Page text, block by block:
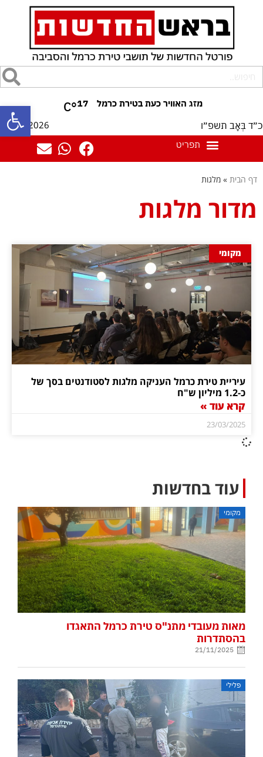
פתח 17
°C
כ״ד בְּאָב תשפ״ו 07/08/2026
דף הבית » מלגות
מדור מלגות
מקומי
עיריית טירת כרמל העניקה מלגות לסטודנטים בסך של
כ-1.2 מיליון ש"ח
קרא עוד »
23/03/2025
עוד בחדשות
מקומי
מאות מעובדי מתנ"ס טירת כרמל התאגדו
בהסתדרות
21/11/2025
פלילי